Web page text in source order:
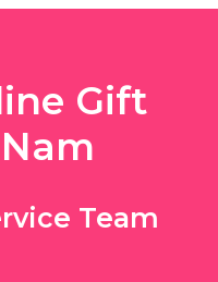
Gift
Team